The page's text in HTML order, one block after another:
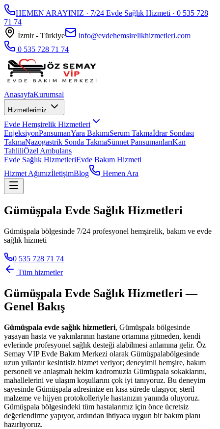
HEMEN ARAYINIZ · 7/24 Evde Sağlık Hizmeti · 0 535 728
71 74
İzmir - Türkiye
info@evdehemsirelikhizmetleri.com
0 535 728 71 74
AnasayfaKurumsal
Hizmetlerimiz
Evde Hemşirelik Hizmetleri
EnjeksiyonPansumanYara BakımıSerum Takmaİdrar Sondası
TakmaNazogastrik Sonda TakmaSünnet PansumanlarıKan
TahliliÖzel Ambulans
Evde Sağlık HizmetleriEvde Bakım Hizmeti
Hizmet AğımızİletişimBlog Hemen Ara
Gümüşpala Evde Sağlık Hizmetleri
Gümüşpala bölgesinde 7/24 profesyonel hemşirelik, bakım ve evde
sağlık hizmeti
0 535 728 71 74
Tüm hizmetler
Gümüşpala Evde Sağlık Hizmetleri —
Genel Bakış
Gümüşpala evde sağlık hizmetleri, Gümüşpala bölgesinde
yaşayan hasta ve yakınlarının hastane ortamına gitmeden, kendi
evlerinde profesyonel sağlık desteği alabilmesi anlamına gelir. Öz
Semay VIP Evde Bakım Merkezi olarak Gümüşpalabölgesinde
uzun yıllardır kesintisiz hizmet veriyor; deneyimli hemşire, bakım
personeli ve anlaşmalı hekim kadromuzla Gümüşpala sokaklarını,
mahallelerini ve ulaşım koşullarını çok iyi tanıyoruz. Bu deneyim
sayesinde Gümüşpala adresinize en kısa sürede ulaşıyor, steril
malzeme ve hijyen protokolleriyle hastanızın yanında oluyoruz.
Gümüşpala bölgesindeki tüm hastalarımız için önce ücretsiz
değerlendirme yapıyor, ardından ihtiyaca uygun bir bakım planı
hazırlıyoruz.